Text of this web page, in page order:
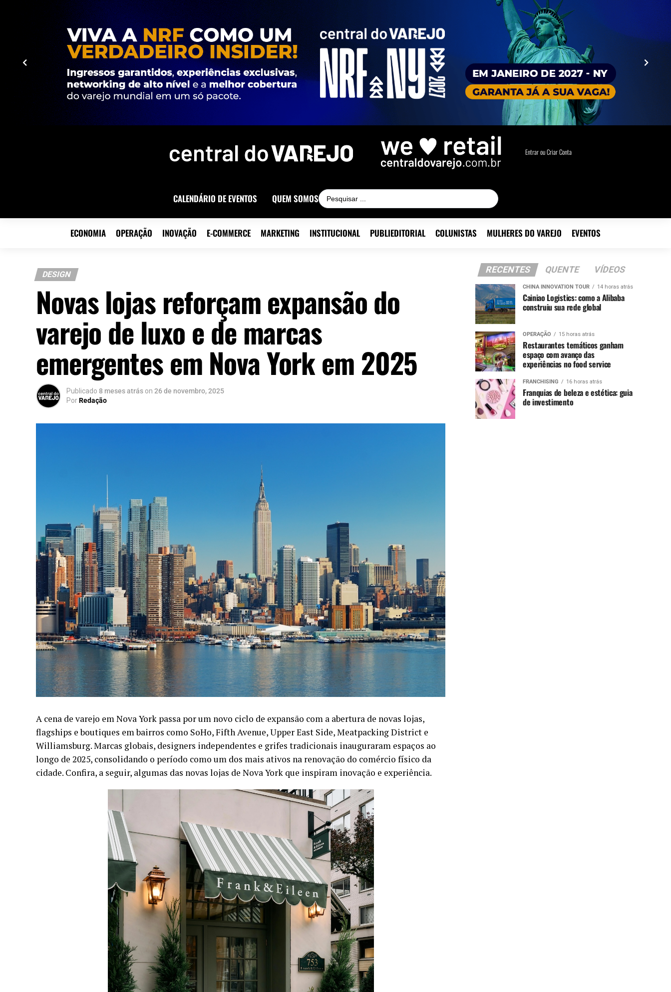
Entrar ou Criar Conta
CALENDÁRIO DE EVENTOS QUEM SOMOS
ECONOMIA OPERAÇÃO INOVAÇÃO E-COMMERCE MARKETING INSTITUCIONAL PUBLIEDITORIAL COLUNISTAS MULHERES DO VAREJO EVENTOS
DESIGN
Novas lojas reforçam expansão do
varejo de luxo e de marcas
emergentes em Nova York em 2025
Publicado 8 meses atrás on 26 de novembro, 2025
PorRedação
A cena de varejo em Nova York passa por um novo ciclo de expansão com a abertura de novas lojas,
flagships e boutiques em bairros como SoHo, Fifth Avenue, Upper East Side, Meatpacking District e
Williamsburg. Marcas globais, designers independentes e grifes tradicionais inauguraram espaços ao
longo de 2025, consolidando o período como um dos mais ativos na renovação do comércio físico da
cidade. Confira, a seguir, algumas das novas lojas de Nova York que inspiram inovação e experiência.
RECENTES QUENTE VÍDEOS
CHINA INNOVATION TOUR 14 horas atrás
Cainiao Logistics: como a Alibaba
construiu sua rede global
OPERAÇÃO 15 horas atrás
Restaurantes temáticos ganham
espaço com avanço das
experiências no food service
FRANCHISING 16 horas atrás
Franquias de beleza e estética: guia
de investimento